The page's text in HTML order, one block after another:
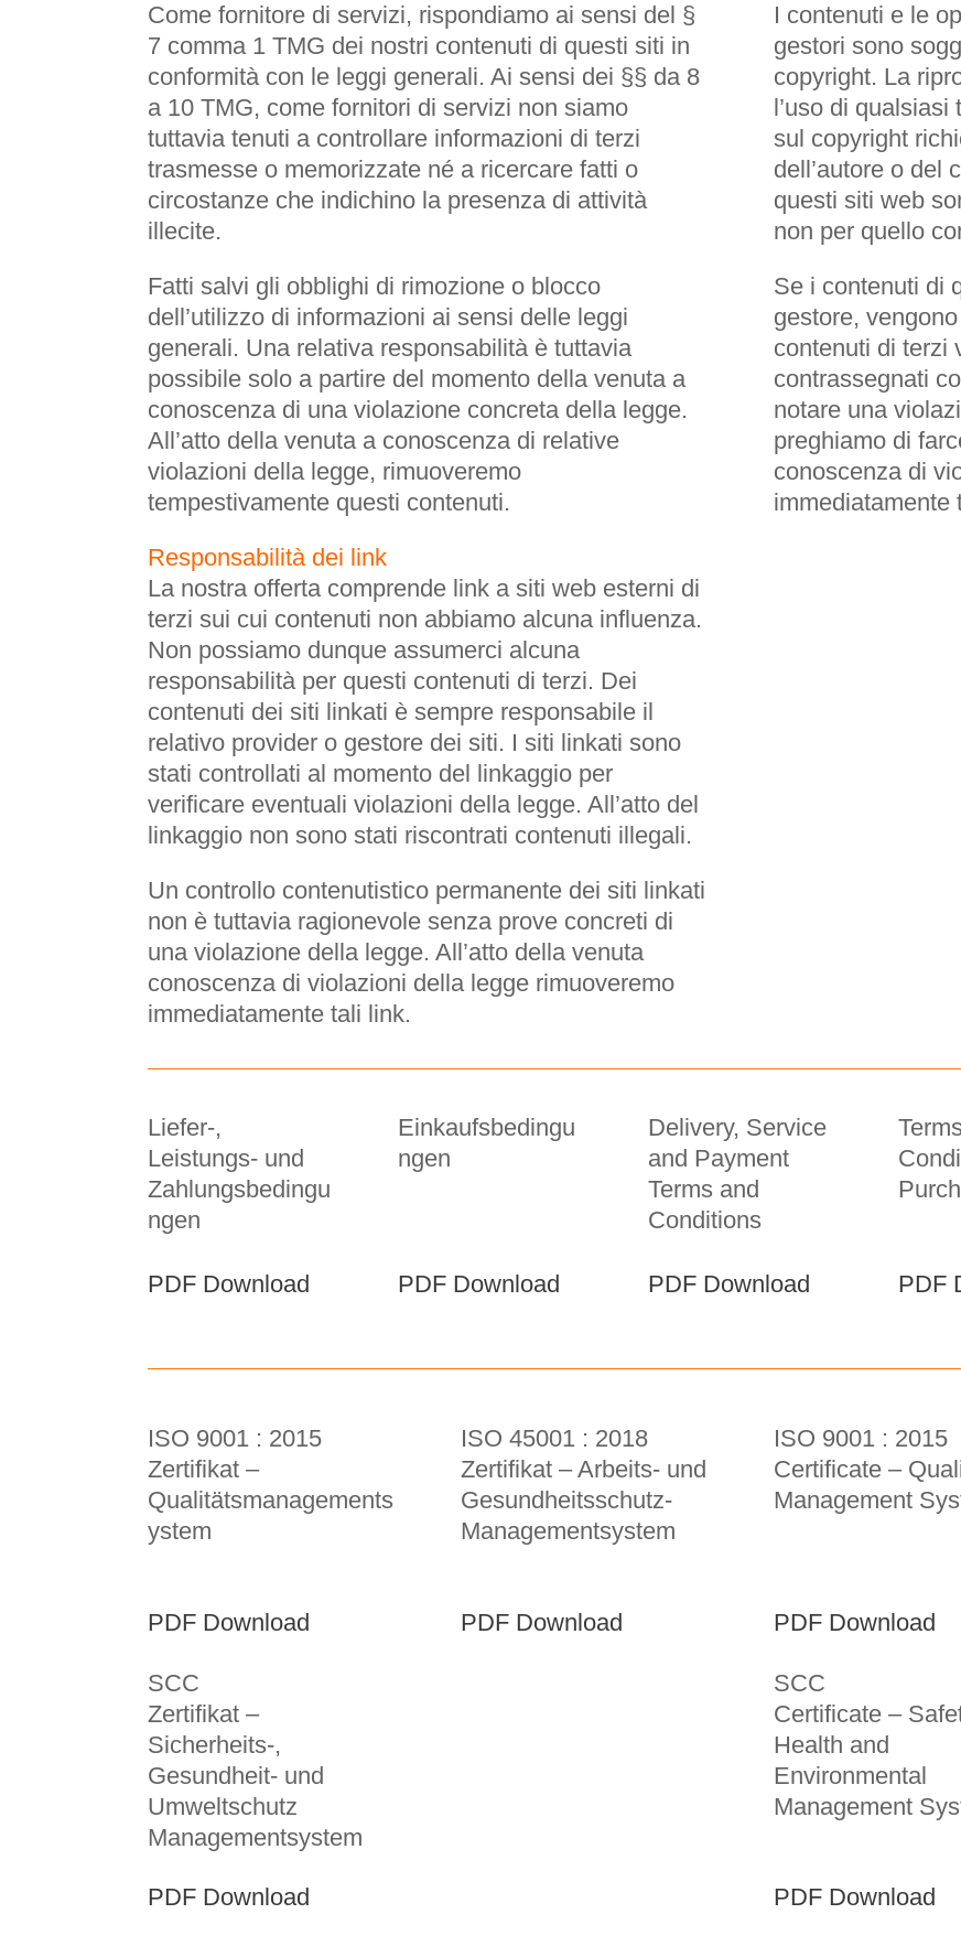
Come fornitore di servizi, rispondiamo ai sensi del §
7 comma 1 TMG dei nostri contenuti di questi siti in
conformità con le leggi generali. Ai sensi dei §§ da 8
a 10 TMG, come fornitori di servizi non siamo
tuttavia tenuti a controllare informazioni di terzi
trasmesse o memorizzate né a ricercare fatti o
circostanze che indichino la presenza di attività
illecite.
Fatti salvi gli obblighi di rimozione o blocco
dell’utilizzo di informazioni ai sensi delle leggi
generali. Una relativa responsabilità è tuttavia
possibile solo a partire del momento della venuta a
conoscenza di una violazione concreta della legge.
All’atto della venuta a conoscenza di relative
violazioni della legge, rimuoveremo
tempestivamente questi contenuti.
Responsabilità dei link
La nostra offerta comprende link a siti web esterni di
terzi sui cui contenuti non abbiamo alcuna influenza.
Non possiamo dunque assumerci alcuna
responsabilità per questi contenuti di terzi. Dei
contenuti dei siti linkati è sempre responsabile il
relativo provider o gestore dei siti. I siti linkati sono
stati controllati al momento del linkaggio per
verificare eventuali violazioni della legge. All’atto del
linkaggio non sono stati riscontrati contenuti illegali.
Un controllo contenutistico permanente dei siti linkati
non è tuttavia ragionevole senza prove concreti di
una violazione della legge. All’atto della venuta
conoscenza di violazioni della legge rimuoveremo
immediatamente tali link.
I contenuti e le
gestori sono
copyright. La
l’uso di
sul copyright
dell’autore o del
questi siti web
non per quello
Se i contenuti di
gestore,
contenuti di terzi
contrassegnati
notare una
preghiamo di
conoscenza di
immediatamente
Liefer-,
Leistungs- und
Zahlungsbedingu
ngen
Einkaufsbedingu
ngen
Delivery, Service
and Payment
Terms and
Conditions
PDF Download PDF Download PDF Download PDF
ISO 9001 : 2015
Zertifikat –
Qualitätsmanagements
ystem
ISO 45001 : 2018
Zertifikat – Arbeits- und
Gesundheitsschutz-
Managementsystem
ISO 9001 : 2015
Certificate –
Management
PDF Download PDF Download PDF Download
SCC
Zertifikat –
Sicherheits-,
Gesundheit- und
Umweltschutz
Managementsystem
SCC
Certificate –
Health and
Environmental
Management
PDF Download PDF Download